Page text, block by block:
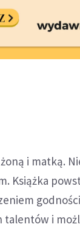
i matką.
Książka
i